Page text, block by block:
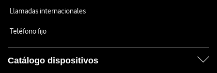
Llamadas internacionales
Teléfono fijo
Catálogo dispositivos